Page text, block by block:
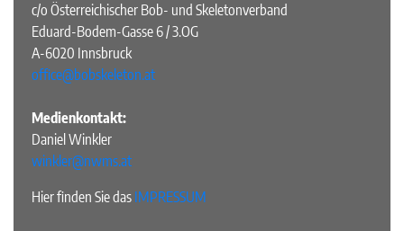
c/o Österreichischer Bob- und Skeletonverband
Eduard-Bodem-Gasse 6 / 3.OG
A-6020 Innsbruck
office@bobskeleton.at
Medienkontakt:
Daniel Winkler
winkler@nwms.at
Hier finden Sie das IMPRESSUM